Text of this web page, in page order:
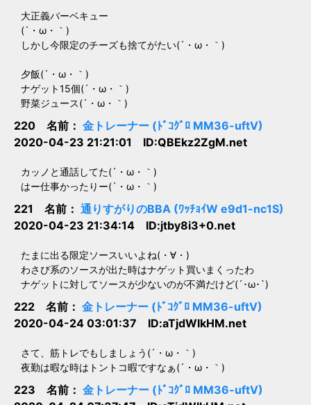
大正義バーベキュー
(´・ω・｀)
しかし今限定のチーズも捨てがたい(´・ω・｀)
夕飯(´・ω・｀)
ナゲット15個(´・ω・｀)
野菜ジュース(´・ω・｀)
220 名前： 金トレーナー (ﾄﾞｺｸﾞﾛ MM36-uftV)
2020-04-23 21:21:01 ID:QBEkz2ZgM.net
カッノと通話してた(´・ω・｀)
はー仕事かったりー(´・ω・｀)
221 名前： 通りすがりのBBA (ﾜｯﾁｮｲW e9d1-nc1S)
2020-04-23 21:34:14 ID:jtby8i3+0.net
たまに出る限定ソースいいよね(・∀・)
わさび系のソースが出た時はナゲット買いまくったわ
ナゲットに対してソースが少ないのが不満だけど(´･ω･`)
222 名前： 金トレーナー (ﾄﾞｺｸﾞﾛ MM36-uftV)
2020-04-24 03:01:37 ID:aTjdWlkHM.net
さて、筋トレでもしましょう(´・ω・｀)
夜勤は暇な時はトントコ暇ですなぁ(´・ω・｀)
223 名前： 金トレーナー (ﾄﾞｺｸﾞﾛ MM36-uftV)